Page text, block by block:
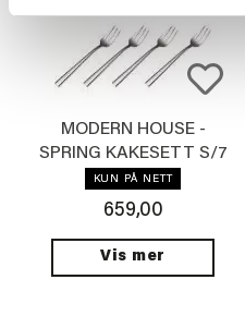
MODERN HOUSE -
SPRING KAKESETT S/7
KUN PÅ NETT
659,00
Vis mer